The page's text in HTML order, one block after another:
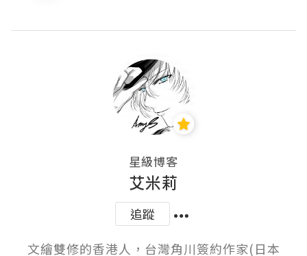
星級博客
艾米莉
追蹤
文繪雙修的香港人，台灣角川簽約作家(日本